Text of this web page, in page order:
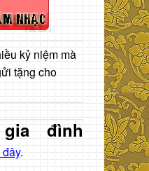
kỷ niệm mà
tặng cho
đình
.